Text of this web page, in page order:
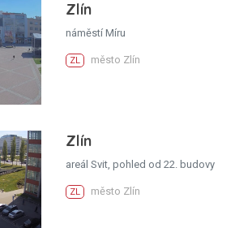
Zlín
náměstí Míru
ZL město Zlín
Zlín
areál Svit, pohled od 22. budovy
ZL město Zlín